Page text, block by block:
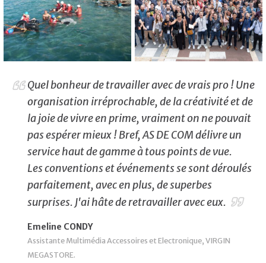
Quel bonheur de travailler avec de vrais pro ! Une
organisation irréprochable, de la créativité et de
la joie de vivre en prime, vraiment on ne pouvait
pas espérer mieux ! Bref, AS DE COM délivre un
service haut de gamme à tous points de vue.
Les conventions et événements se sont déroulés
parfaitement, avec en plus, de superbes
surprises. J'ai hâte de retravailler avec eux.
Emeline CONDY
Assistante Multimédia Accessoires et Electronique, VIRGIN
MEGASTORE.